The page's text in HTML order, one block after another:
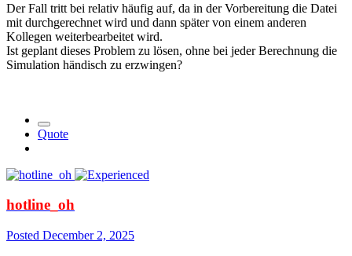
Der Fall tritt bei relativ häufig auf, da in der Vorbereitung die Datei
mit durchgerechnet wird und dann später von einem anderen
Kollegen weiterbearbeitet wird.
Ist geplant dieses Problem zu lösen, ohne bei jeder Berechnung die
Simulation händisch zu erzwingen?
Quote
hotline_oh
Posted December 2, 2025